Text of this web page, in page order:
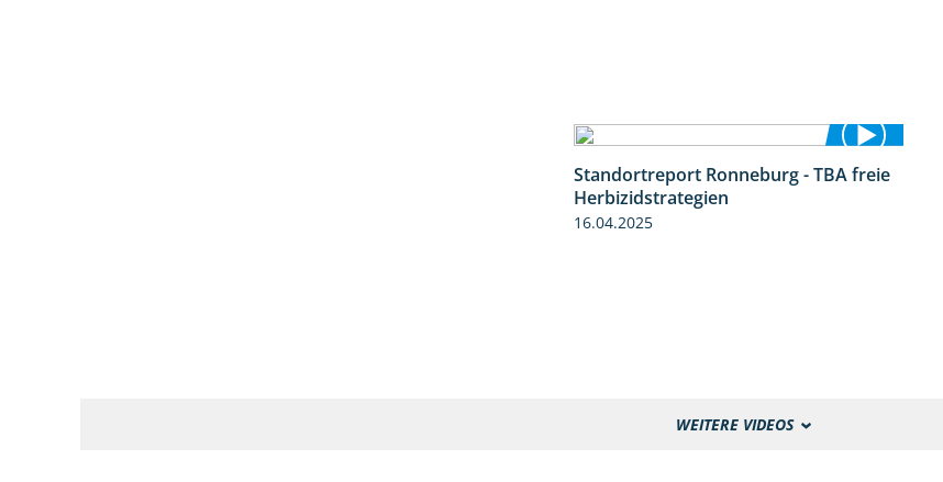
4:17
Standortreport Ronneburg - TBA freie
Herbizidstrategien
16.04.2025
WEITERE VIDEOS